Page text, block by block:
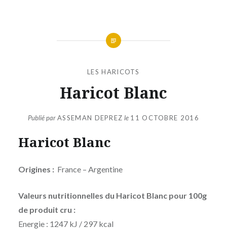
LES HARICOTS
Haricot Blanc
Publié parASSEMAN DEPREZ le 11 OCTOBRE 2016
Haricot Blanc
Origines : France – Argentine
Valeurs nutritionnelles du Haricot Blanc pour 100g
de produit cru :
Energie : 1247 kJ / 297 kcal